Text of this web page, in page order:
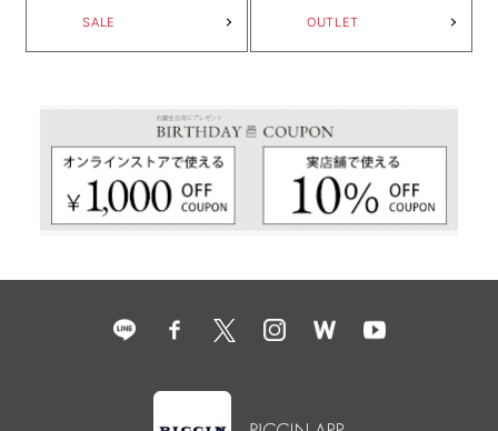
SALE OUTLET